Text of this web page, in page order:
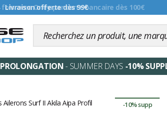
Livraison offerte dès 99€
PROLONGATION- SUMMER DAYS -10%
-10% supp